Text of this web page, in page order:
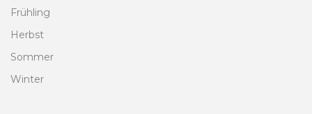
Frühling
Herbst
Sommer
Winter